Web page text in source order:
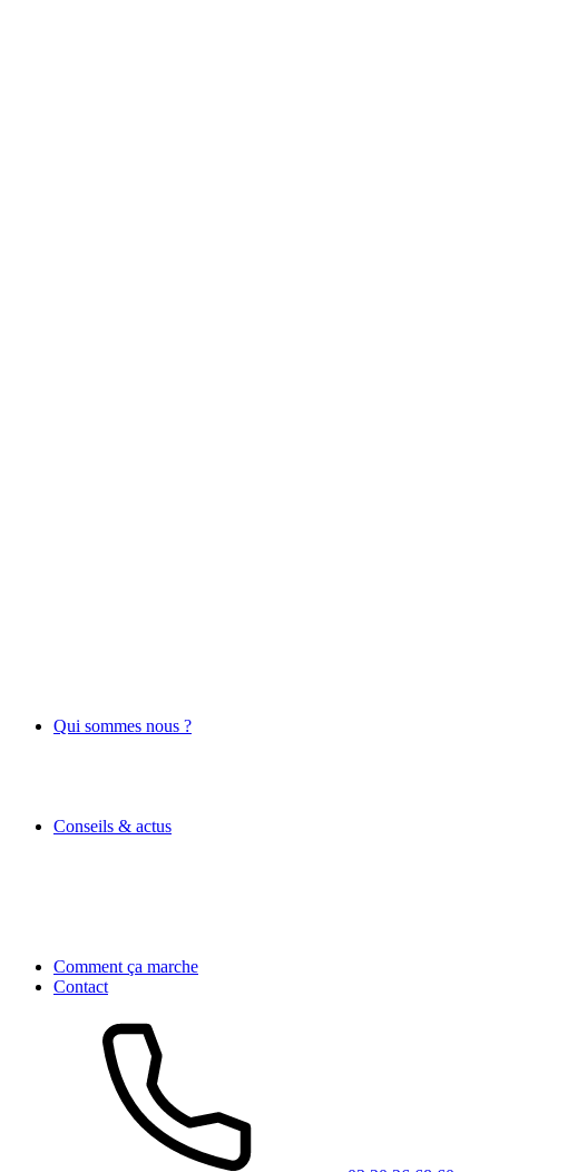
Qui sommes nous ?
Conseils & actus
Comment ça marche
Contact